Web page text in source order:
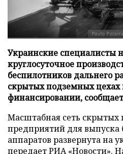
Украинские специалисты
круглосуточное
беспилотников дальнего
скрытых подземных
финансировании,
Масштабная сеть
предприятий для выпуска
аппаратов развернута на
передаетРИА «Новости».